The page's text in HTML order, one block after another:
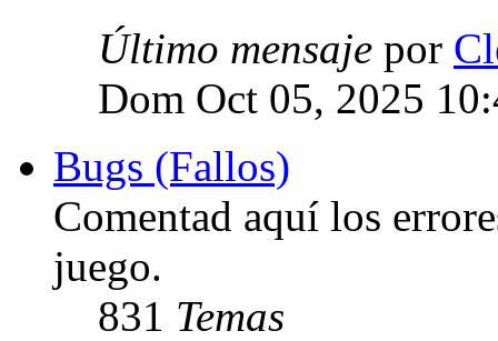
Último mensaje por
Dom Oct 05, 2025
Bugs (Fallos)
Comentad aquí los
juego.
831 Temas